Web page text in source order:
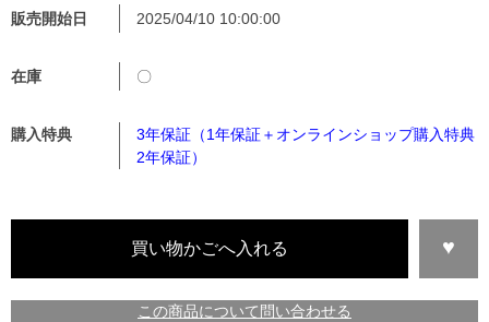
販売開始日 2025/04/10 10:00:00
在庫 〇
購入特典
3年保証（1年保証＋オンラインショップ購入特典
2年保証）
この商品について問い合わせる